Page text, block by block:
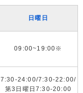
日曜日
09:00~19:00※
7:30-24:00/7:30-22:00/
第3日曜日7:30-20:00